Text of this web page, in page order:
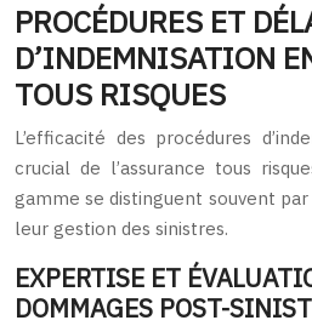
PROCÉDURES ET
D’INDEMNISATION
TOUS RISQUES
L’efficacité des procédures
crucial de l’assurance tous
gamme se distinguent souvent
leur gestion des sinistres.
EXPERTISE ET
DOMMAGES POST-